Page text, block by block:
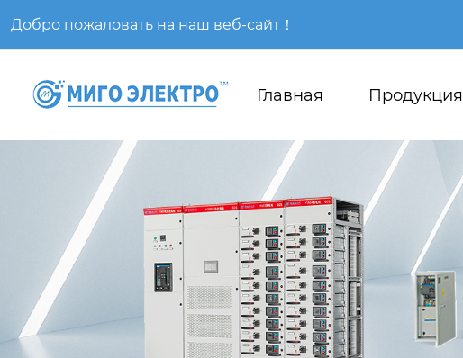
Добро пожаловать на наш веб-сайт！
Главная Продукция